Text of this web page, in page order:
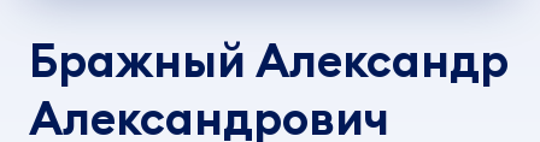
Бражный Александр
Александрович